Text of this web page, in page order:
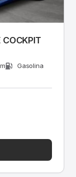
Gasolina